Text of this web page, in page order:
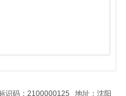
识码：2100000125 地址：沈阳